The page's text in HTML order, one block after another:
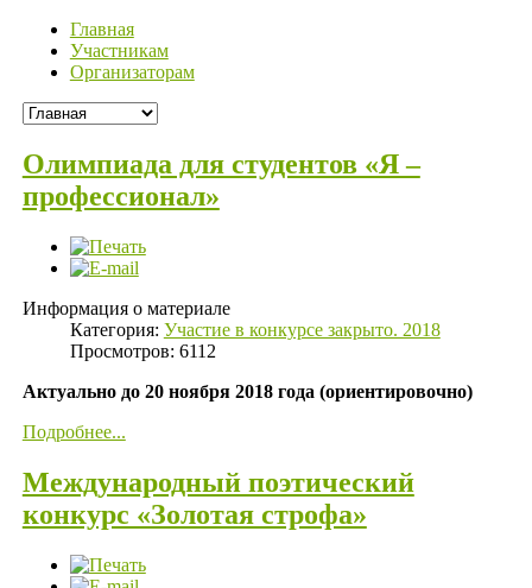
Главная
Участникам
Организаторам
Олимпиада для студентов «Я –
профессионал»
Информация о материале
Категория: Участие в конкурсе закрыто. 2018
Просмотров: 6112
Актуально до 20 ноября 2018 года (ориентировочно)
Подробнее...
Международный поэтический
конкурс «Золотая строфа»